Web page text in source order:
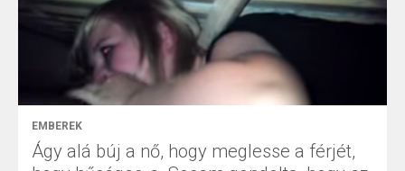
EMBEREK
Ágy alá búj a nő, hogy meglesse a férjét,